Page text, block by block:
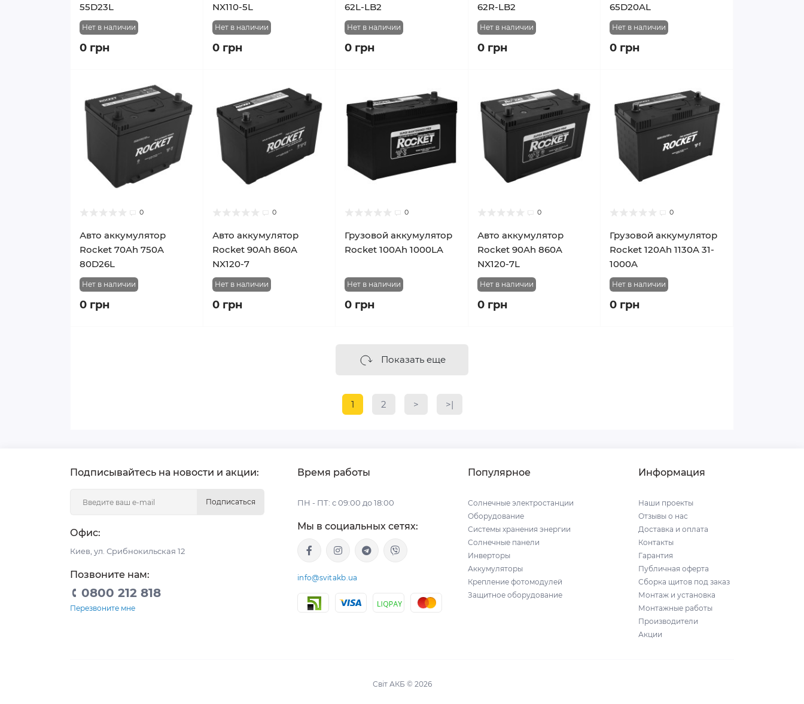
55D23L
Нет в наличии
0 грн
NX110-5L
Нет в наличии
0 грн
62L-LB2
Нет в наличии
0 грн
62R-LB2
Нет в наличии
0 грн
65D20AL
Нет в наличии
0 грн
0
Авто аккумулятор
Rocket 70Ah 750A
80D26L
Нет в наличии
0 грн
0
Авто аккумулятор
Rocket 90Ah 860A
NX120-7
Нет в наличии
0 грн
0
Грузовой аккумулятор
Rocket 100Ah 1000LA
Нет в наличии
0 грн
0
Авто аккумулятор
Rocket 90Ah 860A
NX120-7L
Нет в наличии
0 грн
0
Грузовой аккумулятор
Rocket 120Ah 1130A 31-
1000A
Нет в наличии
0 грн
Показать еще
1 2 > >|
Подписывайтесь на новости и акции:
Подписаться
Офис:
Киев, ул. Срибнокильская 12
Позвоните нам:
0800 212 818
Перезвоните мне
Время работы
ПН - ПТ: с 09:00 до 18:00
Мы в социальных сетях:
info@svitakb.ua
Популярное
Солнечные электростанции
Оборудование
Системы хранения энергии
Солнечные панели
Инверторы
Аккумуляторы
Крепление фотомодулей
Защитное оборудование
Информация
Наши проекты
Отзывы о нас
Доставка и оплата
Контакты
Гарантия
Публичная оферта
Сборка щитов под заказ
Монтаж и установка
Монтажные работы
Производители
Акции
Світ АКБ © 2026